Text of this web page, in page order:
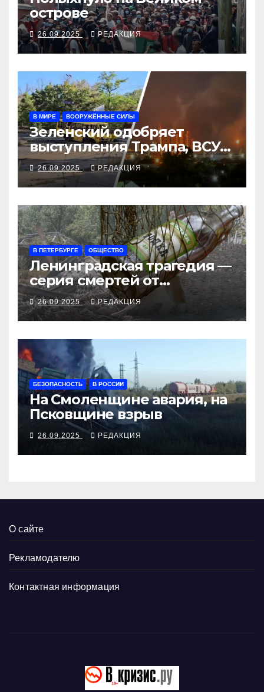
острове
26.09.2025 РЕДАКЦИЯ
В МИРЕ ВООРУЖЁННЫЕ СИЛЫ
Зеленский одобряет
выступления Трампа, ВСУ
закрыли Добропольский
рубеж
26.09.2025 РЕДАКЦИЯ
В ПЕТЕРБУРГЕ ОБЩЕСТВО
Ленинградская трагедия —
серия смертей от
алкосуррогата
26.09.2025 РЕДАКЦИЯ
БЕЗОПАСНОСТЬ В РОССИИ
На Смоленщине авария, на
Псковщине взрыв
26.09.2025 РЕДАКЦИЯ
О сайте
Рекламодателю
Контактная информация